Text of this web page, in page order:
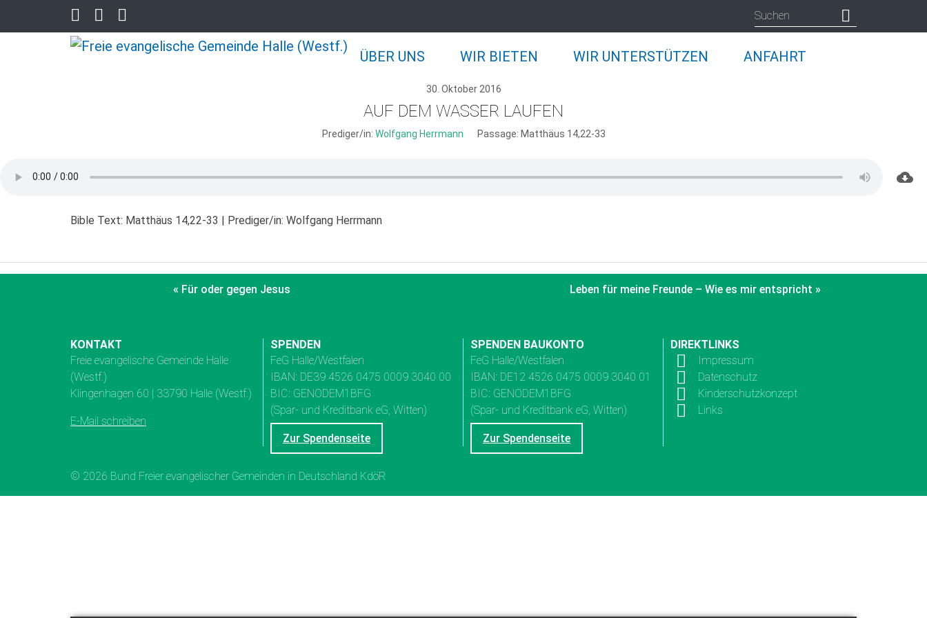
ÜBER UNS WIR BIETEN WIR UNTERSTÜTZEN ANFAHRT
30. Oktober 2016
AUF DEM WASSER LAUFEN
Prediger/in: Wolfgang Herrmann Passage: Matthäus 14,22-33
Bible Text: Matthäus 14,22-33 | Prediger/in: Wolfgang Herrmann
« Für oder gegen Jesus Leben für meine Freunde – Wie es mir entspricht »
KONTAKT
Freie evangelische Gemeinde Halle
(Westf.)
Klingenhagen 60 | 33790 Halle (Westf.)
E-Mail schreiben
SPENDEN
FeG Halle/Westfalen
IBAN: DE39 4526 0475 0009 3040 00
BIC: GENODEM1BFG
(Spar- und Kreditbank eG, Witten)
Zur Spendenseite
SPENDEN BAUKONTO
FeG Halle/Westfalen
IBAN: DE12 4526 0475 0009 3040 01
BIC: GENODEM1BFG
(Spar- und Kreditbank eG, Witten)
Zur Spendenseite
DIREKTLINKS
Impressum
Datenschutz
Kinderschutzkonzept
Links
© 2026 Bund Freier evangelischer Gemeinden in Deutschland KdöR